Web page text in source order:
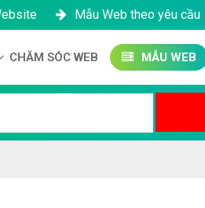
Mẫu Web theo yêu cầu
CHĂM SÓC WEB MẪU WEB